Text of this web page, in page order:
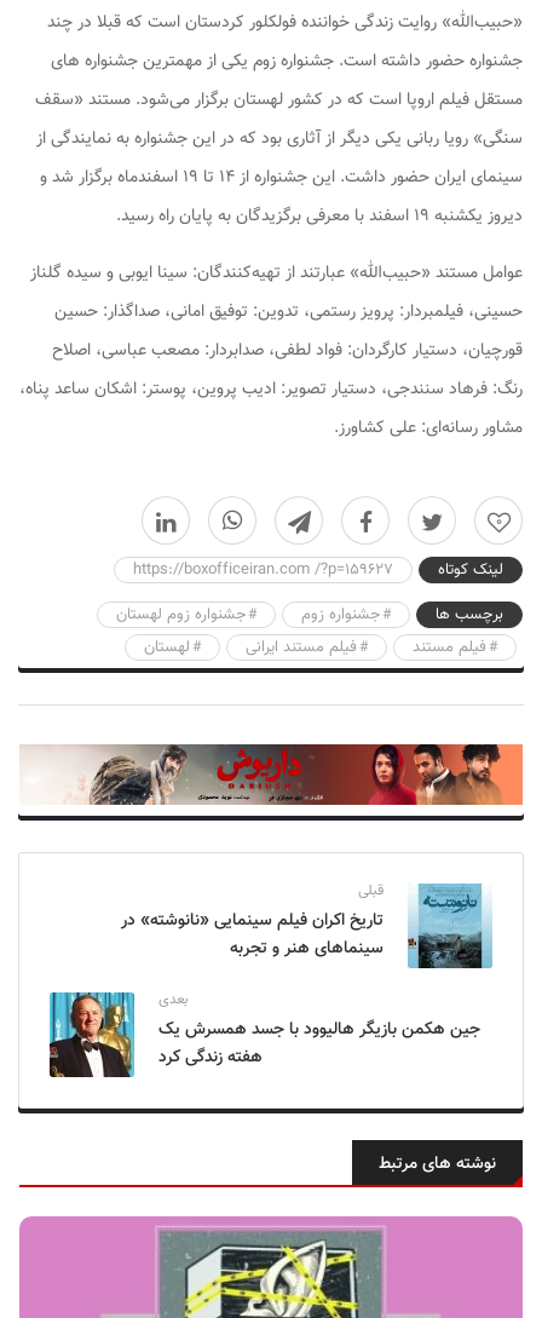
«حبیب‌الله» روایت زندگی خواننده فولکلور کردستان است که قبلا در چند
جشنواره حضور داشته است. جشنواره زوم یکی از مهمترین جشنواره های
مستقل فیلم اروپا است که در کشور لهستان برگزار می‌شود. مستند «سقف
سنگی» رویا ربانی یکی دیگر از آثاری بود که در این جشنواره به نمایندگی از
سینمای ایران حضور داشت. این جشنواره از ۱۴ تا ۱۹ اسفندماه برگزار شد و
دیروز یکشنبه ۱۹ اسفند با معرفی برگزیدگان به پایان راه رسید.
عوامل مستند «حبیب‌الله» عبارتند از تهیه‌کنندگان: سینا ایوبی و سیده گلناز
حسینی، فیلمبردار: پرویز رستمی، تدوین: توفیق امانی، صداگذار: حسین
قورچیان، دستیار کارگردان: فواد لطفی، صدابردار: مصعب عباسی، اصلاح
رنگ: فرهاد سنندجی، دستیار تصویر: ادیب پروین، پوستر: اشکان ساعد پناه،
مشاور رسانه‌ای: علی کشاورز.
0
لینک کوتاه
https://boxofficeiran.com /?p=159627
برچسب ها
جشنواره زوم
جشنواره زوم لهستان
فیلم مستند
فیلم مستند ایرانی لهستان
قبلی
تاریخ اکران فیلم سینمایی «نانوشته» در
سینماهای هنر و تجربه
بعدی
جین هکمن بازیگر هالیوود با جسد همسرش یک
هفته زندگی کرد
نوشته های مرتبط